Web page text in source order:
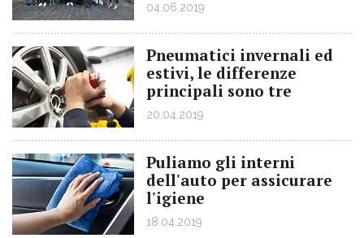
04.06.2019
Pneumatici invernali ed
estivi, le differenze
principali sono tre
20.04.2019
Puliamo gli interni
dell'auto per assicurare
l'igiene
18.04.2019